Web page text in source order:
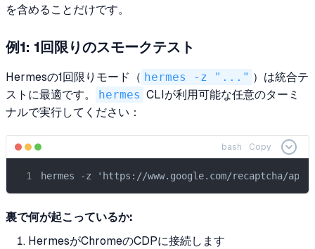
を含めることだけです。
例1: 1回限りのスモークテスト
Hermesの1回限りモード（ hermes -z "..." ）は統合テ
ストに最適です。
hermes CLIが利用可能な任意のターミ
ナルで実行してください：
bash Copy
hermes -z 'https://www.google.com/recaptcha/api2/demo
裏で何が起こっているか:
HermesがChromeのCDPに接続します